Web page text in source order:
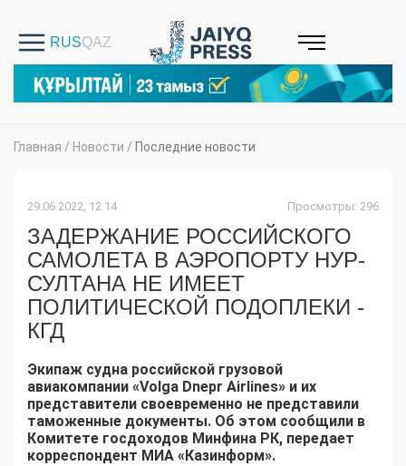
Главная / Новости / Последние новости
29.06.2022, 12:14 Просмотры: 296
ЗАДЕРЖАНИЕ РОССИЙСКОГО
САМОЛЕТА В АЭРОПОРТУ НУР-
СУЛТАНА НЕ ИМЕЕТ
ПОЛИТИЧЕСКОЙ ПОДОПЛЕКИ -
КГД
Экипаж судна российской грузовой
авиакомпании «Volga Dnepr Airlines» и их
представители своевременно не представили
таможенные документы. Об этом сообщили в
Комитете госдоходов Минфина РК, передает
корреспондент МИА «Казинформ».